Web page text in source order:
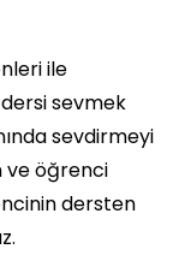
ile
sevmek
sevdirmeyi
ve öğrenci
dersten